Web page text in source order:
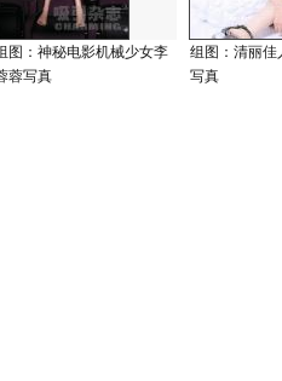
图：神秘电影机械少女李
蓉写真
组图：清丽佳
写真